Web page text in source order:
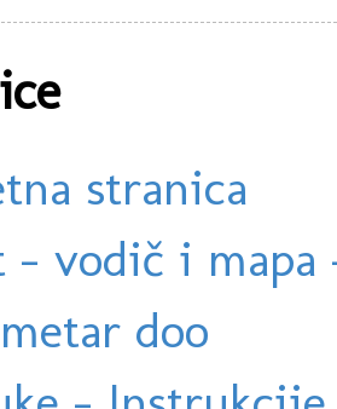
stranica
- vodič i
doo